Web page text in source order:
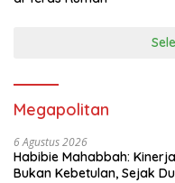
Megapolitan
6 Agustus 2026
Habibie Mahabbah:
Bukan Kebetulan, Sejak